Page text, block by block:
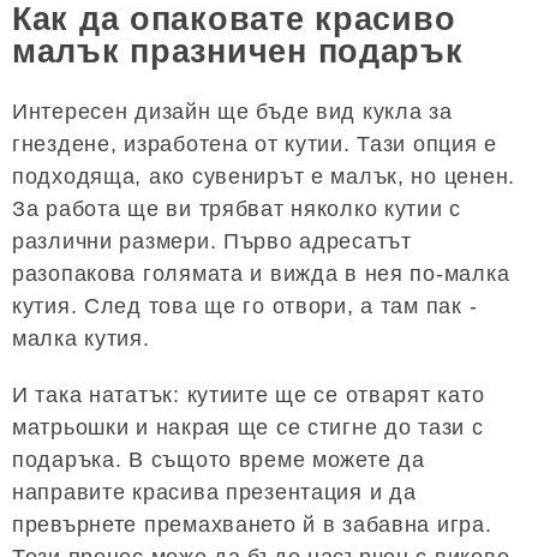
Как да опаковате красиво
малък празничен подарък
Интересен дизайн ще бъде вид кукла за
гнездене, изработена от кутии. Тази опция е
подходяща, ако сувенирът е малък, но ценен.
За работа ще ви трябват няколко кутии с
различни размери. Първо адресатът
разопакова голямата и вижда в нея по-малка
кутия. След това ще го отвори, а там пак -
малка кутия.
И така нататък: кутиите ще се отварят като
матрьошки и накрая ще се стигне до тази с
подаръка. В същото време можете да
направите красива презентация и да
превърнете премахването й в забавна игра.